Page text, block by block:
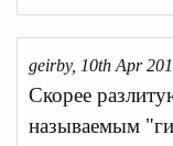
geirby, 10th Apr
Скорее
называемым